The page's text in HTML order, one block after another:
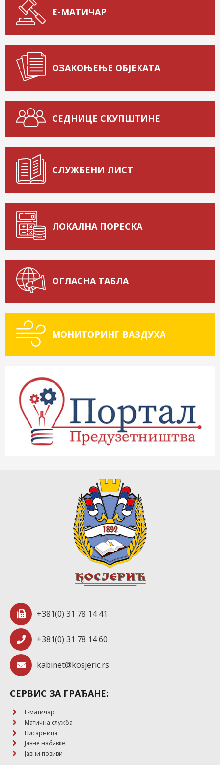
Е-МАТИЧАР
ОЗАКОЊЕЊЕ ОБЈЕКАТА
СЕДНИЦЕ СКУПШТИНЕ
СЛУЖБЕНИ ЛИСТ
ЛОКАЛНА ПОРЕСКА
ОГЛАСНА ТАБЛА
МОНИТОРИНГ ВАЗДУХА
+381(0) 31 78 14 41
+381(0) 31 78 14 60
kabinet@kosjeric.rs
СЕРВИС ЗА ГРАЂАНЕ:
E-матичар
Матична служба
Писарница
Јавне набавке
Јавни позиви